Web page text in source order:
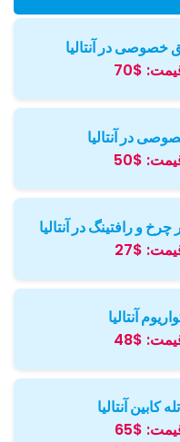
خصوصی در آنتالیا
$70
در آنتالیا
$50
و رافتینگ در آنتالیا
$27
آنتالیا
$48
کابین آنتالیا
$65